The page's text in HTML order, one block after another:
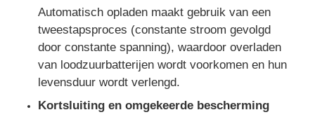
Over Ons
Fabriekstour
Automatisch opladen maakt gebruik van een
tweestapsproces (constante stroom gevolgd
door constante spanning), waardoor overladen
van loodzuurbatterijen wordt voorkomen en hun
levensduur wordt verlengd.
Kortsluiting en omgekeerde bescherming